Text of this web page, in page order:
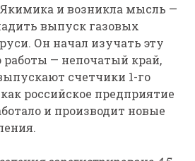
Якимика и возникла мысль —
выпуск газовых
Он начал изучать эту
работы — непочатый край,
счетчики 1-го
российское предприятие
и производит новые